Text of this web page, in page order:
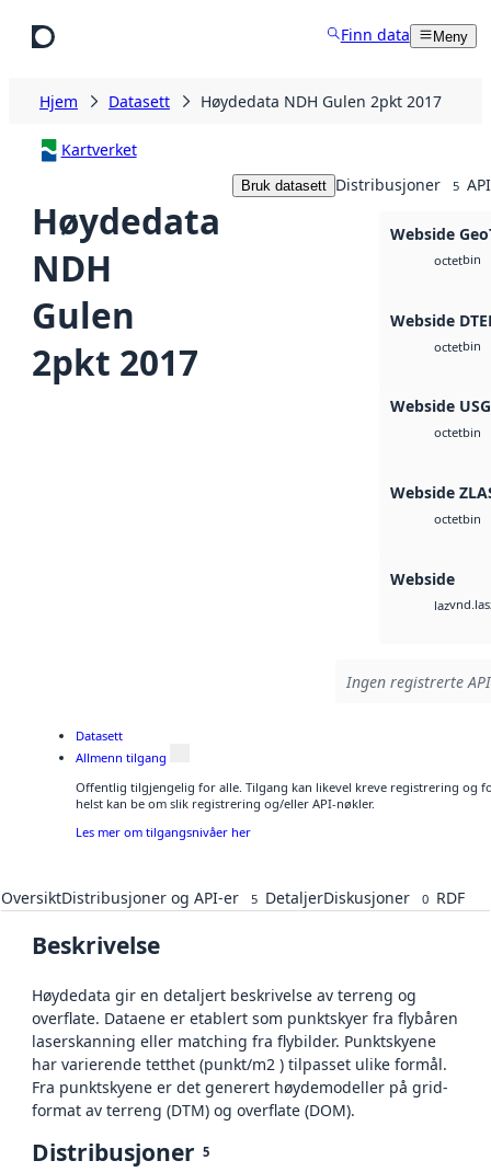
Finn data Meny
Hjem Datasett Høydedata NDH Gulen 2pkt 2017
Kartverket
Høydedata
NDH
Gulen
2pkt 2017
Bruk datasett Distribusjoner 5
Webside
octetbin
Webside
octetbin
Webside
octetbin
Webside
octetbin
Webside
laz
Ingen registrerte
Datasett
Allmenn tilgang
Offentlig tilgjengelig for alle. Tilgang kan likevel kreve registrering og
helst kan be om slik registrering og/eller API-nøkler.
Les mer om tilgangsnivåer her
OversiktDistribusjoner og API-er 5 DetaljerDiskusjoner 0 RDF
Beskrivelse
Høydedata gir en detaljert beskrivelse av terreng og
overflate. Dataene er etablert som punktskyer fra flybåren
laserskanning eller matching fra flybilder. Punktskyene
har varierende tetthet (punkt/m2 ) tilpasset ulike formål.
Fra punktskyene er det generert høydemodeller på grid-
format av terreng (DTM) og overflate (DOM).
Distribusjoner 5